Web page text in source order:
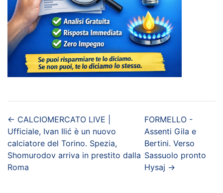
← CALCIOMERCATO LIVE |
Ufficiale, Ivan Ilić è un nuovo
calciatore del Torino. Spezia,
Shomurodov arriva in prestito dalla
Roma
FORMELLO -
Assenti Gila e
Bertini. Verso
Sassuolo pronto
Hysaj →